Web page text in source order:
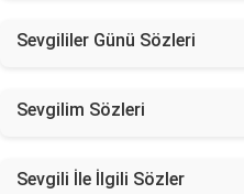
Sevgililer Günü Sözleri
Sevgilim Sözleri
Sevgili İle İlgili Sözler